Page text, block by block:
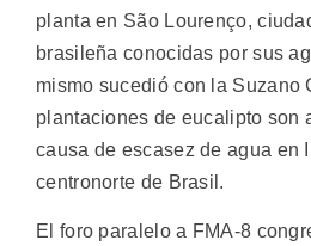
planta en São Lourenço,
brasileña conocidas por sus
mismo sucedió con la Suzano
plantaciones de eucalipto son
causa de escasez de agua en
centronorte de Brasil.
El foro paralelo a FMA-8